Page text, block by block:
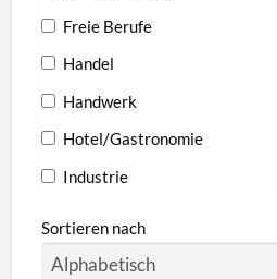
Freie Berufe
Handel
Handwerk
Hotel/Gastronomie
Industrie
Sortieren nach